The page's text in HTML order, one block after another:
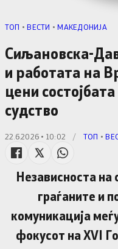
TОП •ВЕСТИ •МАКЕДОНИЈА
Сиљановска-
и работата на
цени
судство
22.6.2026 • 10:02 / TОП •
Независноста на
граѓаните и
комуникација
фокусот на XVI